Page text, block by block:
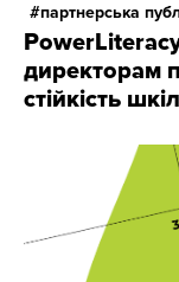
партнерська
директорам
стійкість шкіл